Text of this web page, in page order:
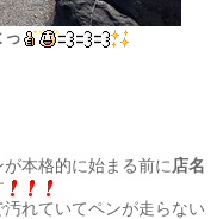
っ
本格的に始まる前に 店名
れていてペンが走らない